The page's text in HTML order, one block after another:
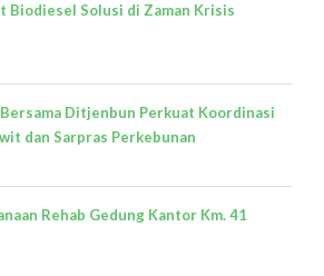
Biodiesel Solusi di Zaman Krisis
Ditjenbun Perkuat Koordinasi
dan Sarpras Perkebunan
Rehab Gedung Kantor Km. 41